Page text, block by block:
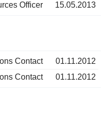
Officer
15.05.2013
Contact
01.11.2012
Contact
01.11.2012